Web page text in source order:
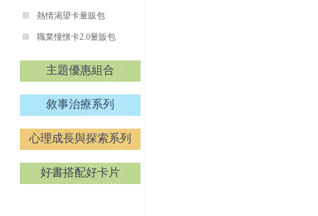
熱情渴望卡量販包
職業憧憬卡2.0量販包
主題優惠組合
敘事治療系列
心理成長與探索系列
好書搭配好卡片